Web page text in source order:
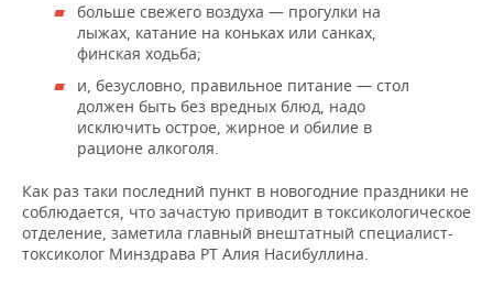
больше свежего воздуха — прогулки на
лыжах, катание на коньках или санках,
финская ходьба;
и, безусловно, правильное питание — стол
должен быть без вредных блюд, надо
исключить острое, жирное и обилие в
рационе алкоголя.
Как раз таки последний пункт в новогодние праздники не
соблюдается, что зачастую приводит в токсикологическое
отделение, заметила главный внештатный специалист-
токсиколог Минздрава РТ Алия Насибуллина.